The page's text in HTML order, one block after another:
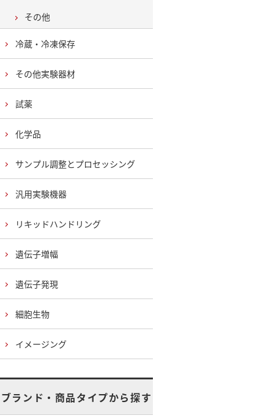
その他
冷蔵・冷凍保存
その他実験器材
試薬
化学品
サンプル調整とプロセッシング
汎用実験機器
リキッドハンドリング
遺伝子増幅
遺伝子発現
細胞生物
イメージング
ブランド・商品タイプから探す